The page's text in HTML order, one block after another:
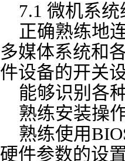
7.1 微机系统
正确熟练地
多媒体系统和
件设备的开关
能够识别各
熟练安装操
熟练使用
硬件参数的设